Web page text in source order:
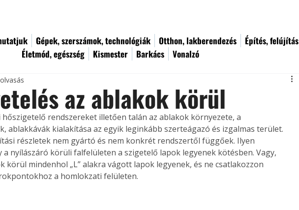
Gépek, szerszámok, technológiák Otthon, lakberendezés Építés, felújítás
Életmód, egészség
Kismester Barkács Vonalzó
az ablakok körül
rendszereket illetően talán az ablakok környezete, a
ablakkávák kialakítása az egyik leginkább szerteágazó és izgalmas terület.
részletek nem gyártó és nem konkrét rendszertől függőek. Ilyen
a nyílászáró körüli falfelületen a szigetelő lapok legyenek kötésben. Vagy,
körül mindenhol „L” alakra vágott lapok legyenek, és ne csatlakozzon
a homlokzati felületen.